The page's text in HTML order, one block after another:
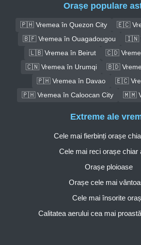
Orașe populare
🇵🇭 Vremea în Quezon City
🇪🇨
🇧🇫 Vremea în Ouagadougou
🇮🇳
🇱🇧 Vremea în Beirut
🇨🇩
🇨🇳 Vremea în Urumqi
🇧🇩
🇵🇭 Vremea în Davao
🇪🇨
🇵🇭 Vremea în Caloocan City
🇲🇲
Extreme ale
Cele mai fierbinți orașe
Cele mai reci orașe chiar
Orașe ploioase
Orașe cele mai
Cele mai însorite
Calitatea aerului cea mai